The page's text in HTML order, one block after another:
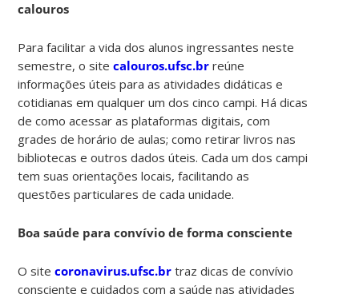
calouros
Para facilitar a vida dos alunos ingressantes neste
semestre, o sitecalouros.ufsc.br reúne
informações úteis para as atividades didáticas e
cotidianas em qualquer um dos cinco campi. Há dicas
de como acessar as plataformas digitais, com
grades de horário de aulas; como retirar livros nas
bibliotecas e outros dados úteis. Cada um dos campi
tem suas orientações locais, facilitando as
questões particulares de cada unidade.
Boa saúde para convívio de forma consciente
O sitecoronavirus.ufsc.br traz dicas de convívio
consciente e cuidados com a saúde nas atividades